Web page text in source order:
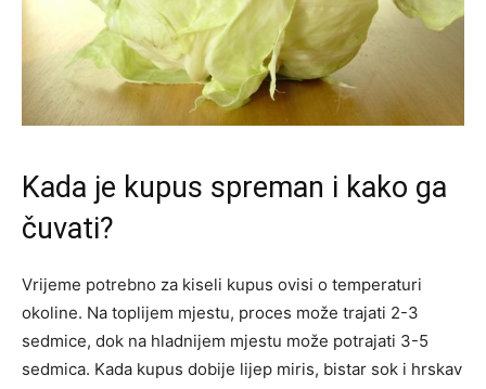
Kada je kupus spreman i kako ga
čuvati?
Vrijeme potrebno za kiseli kupus ovisi o temperaturi
okoline. Na toplijem mjestu, proces može trajati 2-3
sedmice, dok na hladnijem mjestu može potrajati 3-5
sedmica. Kada kupus dobije lijep miris, bistar sok i hrskav